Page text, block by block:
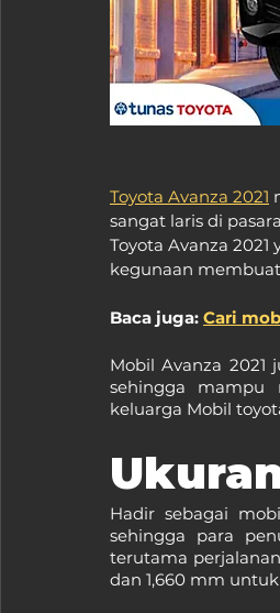
Toyota Avanza 2021
sangat laris di
Toyota Avanza
kegunaan
Baca juga: Cari
Mobil Avanza
sehingga mampu
keluarga Mobil
Hadir sebagai
sehingga para
terutama
dan 1,660 mm